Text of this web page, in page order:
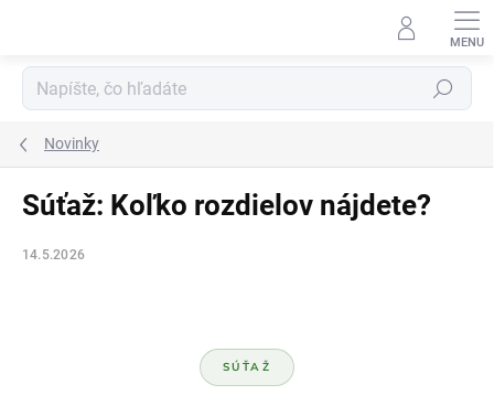
Hľadať
Novinky
Súťaž: Koľko rozdielov nájdete?
14.5.2026
SÚŤAŽ